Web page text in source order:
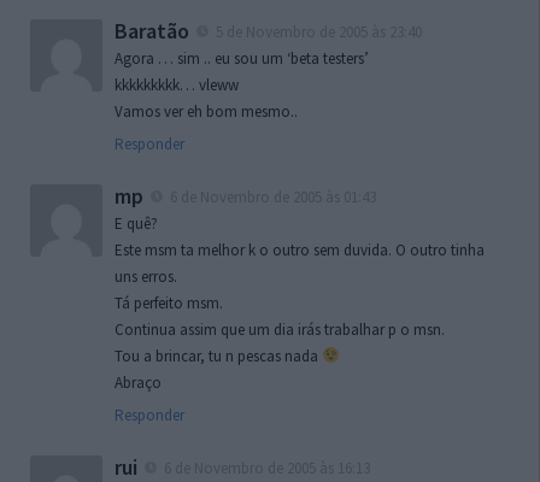
Baratão
Agora … sim .. eu sou um ‘beta testers’
kkkkkkkkk… vleww
Vamos ver eh bom mesmo..
Responder
mp
E quê?
Este msm ta melhor k o outro sem duvida. O outro tinha
uns erros.
Tá perfeito msm.
Continua assim que um dia irás trabalhar p o msn.
Tou a brincar, tu n pescas nada
Abraço
Responder
rui